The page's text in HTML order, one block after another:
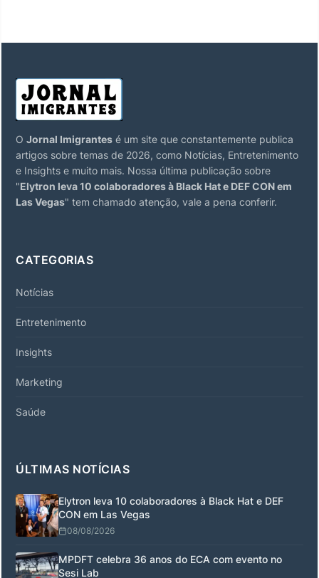
O Jornal Imigrantes é um site que constantemente publica
artigos sobre temas de 2026, como Notícias, Entretenimento
e Insights e muito mais. Nossa última publicação sobre
"Elytron leva 10 colaboradores à Black Hat e DEF CON em
Las Vegas" tem chamado atenção, vale a pena conferir.
CATEGORIAS
Notícias
Entretenimento
Insights
Marketing
Saúde
ÚLTIMAS NOTÍCIAS
Elytron leva 10 colaboradores à Black Hat e DEF
CON em Las Vegas
08/08/2026
MPDFT celebra 36 anos do ECA com evento no
Sesi Lab